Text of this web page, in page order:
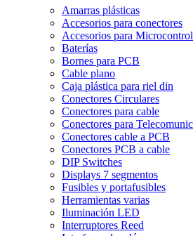
Amarras plásticas
Accesorios para conectores
Accesorios para
Baterías
Bornes para PCB
Cable plano
Caja plástica para riel din
Conectores Circulares
Conectores para cable
Conectores para
Conectores cable a PCB
Conectores PCB a cable
DIP Switches
Displays 7 segmentos
Fusibles y portafusibles
Herramientas varias
Iluminación LED
Interruptores Reed